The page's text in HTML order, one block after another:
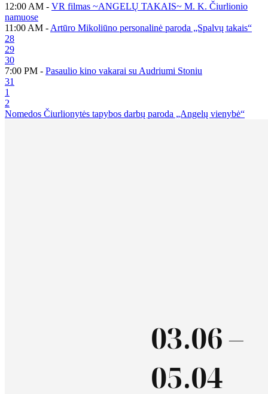
12:00 AM - VR filmas ~ANGELŲ TAKAIS~ M. K. Čiurlionio
namuose
11:00 AM - Artūro Mikoliūno personalinė paroda „Spalvų takais“
28
29
30
7:00 PM - Pasaulio kino vakarai su Audriumi Stoniu
31
1
2
Nomedos Čiurlionytės tapybos darbų paroda „Angelų vienybė“